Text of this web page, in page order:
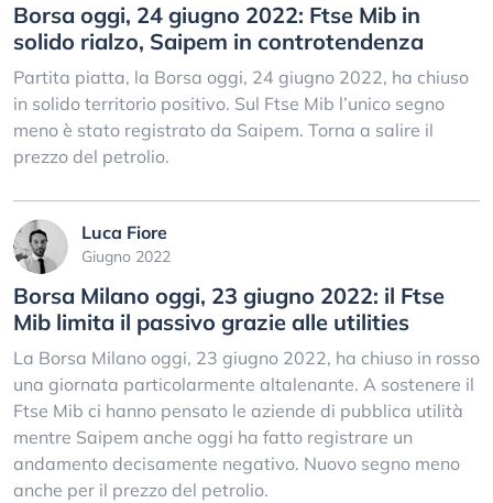
Borsa oggi, 24 giugno 2022: Ftse Mib in
solido rialzo, Saipem in controtendenza
Partita piatta, la Borsa oggi, 24 giugno 2022, ha chiuso
in solido territorio positivo. Sul Ftse Mib l’unico segno
meno è stato registrato da Saipem. Torna a salire il
prezzo del petrolio.
Luca Fiore
Giugno 2022
Borsa Milano oggi, 23 giugno 2022: il Ftse
Mib limita il passivo grazie alle utilities
La Borsa Milano oggi, 23 giugno 2022, ha chiuso in rosso
una giornata particolarmente altalenante. A sostenere il
Ftse Mib ci hanno pensato le aziende di pubblica utilità
mentre Saipem anche oggi ha fatto registrare un
andamento decisamente negativo. Nuovo segno meno
anche per il prezzo del petrolio.